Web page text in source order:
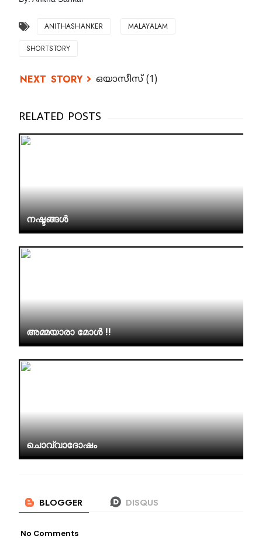
ANITHASHANKER MALAYALAM
SHORTSTORY
ഒയാസീസ് (1)
നഷ്ടങ്ങൾ
അമ്മയാരാ മോൾ !!
ചൊവ്വാദോഷം
No Comments